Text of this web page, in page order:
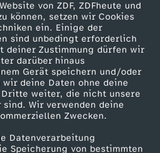
von ZDF, ZDFheute und
können, setzen wir Cookies
ein. Einige der
sind unbedingt erforderlich
deiner Zustimmung dürfen wir
darüber hinaus
Gerät speichern und/oder
deine Daten ohne deine
weiter, die nicht unsere
Wir verwenden deine
Zwecken.
Datenverarbeitung
Speicherung von bestimmten
Service
ZDFmitreden
Kontakt zum ZDF
Tickets
Zuschauerservice